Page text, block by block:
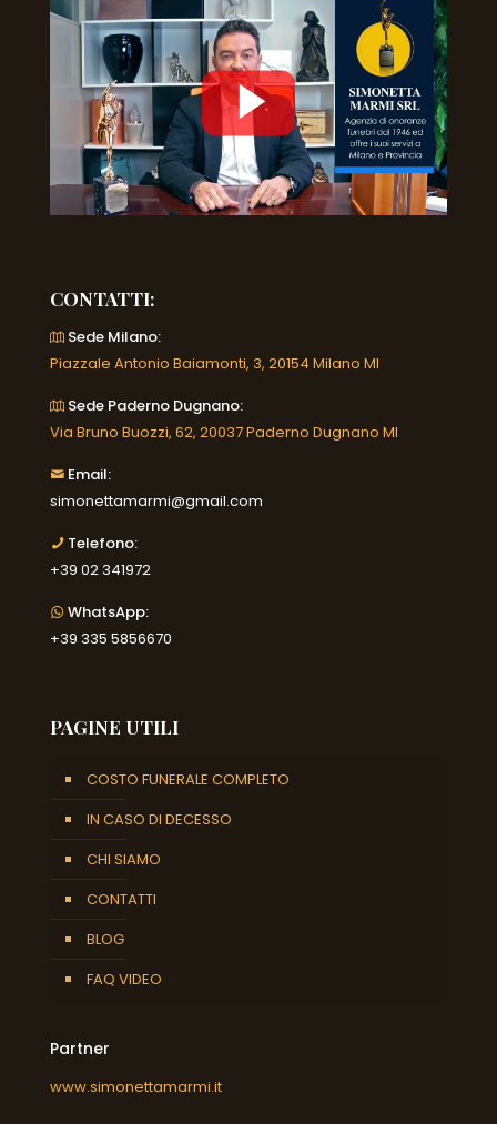
CONTATTI:
Sede Milano:
Piazzale Antonio Baiamonti, 3, 20154 Milano MI
Sede Paderno Dugnano:
Via Bruno Buozzi, 62, 20037 Paderno Dugnano MI
Email:
simonettamarmi@gmail.com
Telefono:
+39 02 341972
WhatsApp:
+39 335 5856670
PAGINE UTILI
COSTO FUNERALE COMPLETO
IN CASO DI DECESSO
CHI SIAMO
CONTATTI
BLOG
FAQ VIDEO
Partner
www.simonettamarmi.it